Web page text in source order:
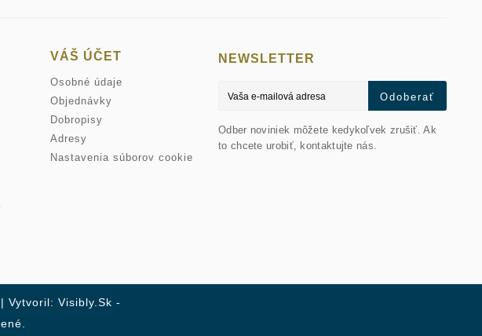
VÁŠ ÚČET
Osobné údaje
Objednávky
Dobropisy
Adresy
Nastavenia súborov cookie
NEWSLETTER
Odoberať
Odber noviniek môžete kedykoľvek zrušiť. Ak
to chcete urobiť, kontaktujte nás.
Vytvoril: Visibly.sk -